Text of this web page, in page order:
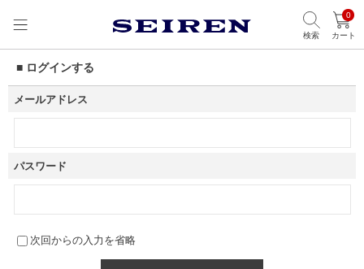
検索
0
カート
■ ログインする
メールアドレス
パスワード
次回からの入力を省略